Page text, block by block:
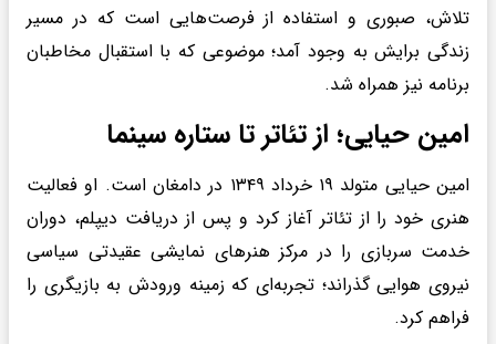
تلاش، صبوری و استفاده از فرصت‌هایی است که در مسیر
زندگی برایش به وجود آمد؛ موضوعی که با استقبال مخاطبان
برنامه نیز همراه شد.
امین حیایی؛ از تئاتر تا ستاره سینما
امین حیایی متولد ۱۹ خرداد ۱۳۴۹ در دامغان است. او فعالیت
هنری خود را از تئاتر آغاز کرد و پس از دریافت دیپلم، دوران
خدمت سربازی را در مرکز هنرهای نمایشی عقیدتی سیاسی
نیروی هوایی گذراند؛ تجربه‌ای که زمینه ورودش به بازیگری را
فراهم کرد.